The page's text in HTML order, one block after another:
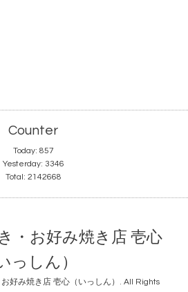
Counter
Today: 857
Yesterday: 3346
Total: 2142668
・お好み焼き店 壱心
っしん）
好み焼き店 壱心（いっしん） . All Rights